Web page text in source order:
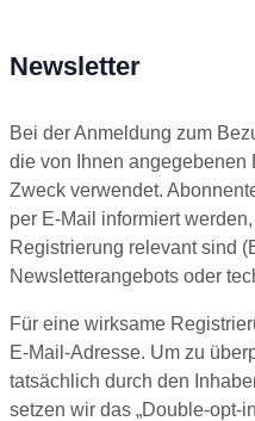
Newsletter
Bei der Anmeldung zum
die von Ihnen
Zweck verwendet.
per E-Mail informiert
Registrierung relevant sind
Newsletterangebots oder
Für eine wirksame
E-Mail-Adresse. Um zu
tatsächlich durch den
setzen wir das „Double-opt-